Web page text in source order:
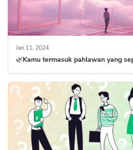
Jan 11, 2024
🌿Kamu termasuk pahlawan yang